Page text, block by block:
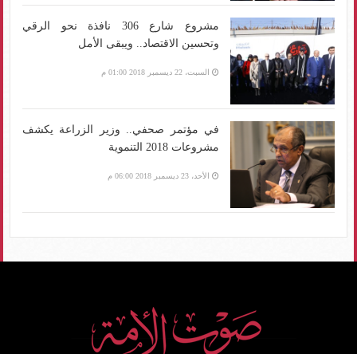
مشروع شارع 306 نافذة نحو الرقي
وتحسين الاقتصاد.. ويبقى الأمل
السبت، 22 ديسمبر 2018 01:00 م
في مؤتمر صحفي.. وزير الزراعة يكشف
مشروعات 2018 التنموية
الأحد، 23 ديسمبر 2018 06:00 م